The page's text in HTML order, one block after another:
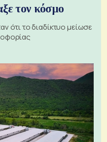
τον κόσμο
ότι το διαδίκτυο μείωσε